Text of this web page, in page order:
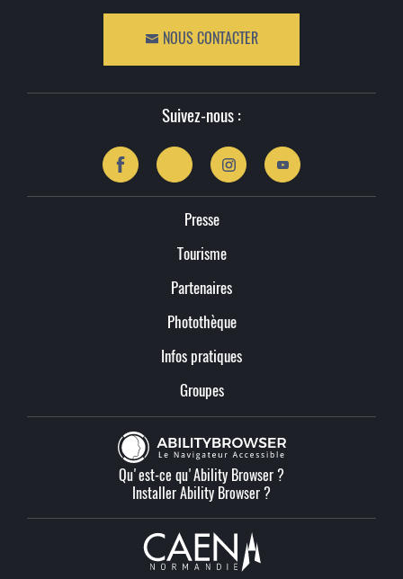
NOUS CONTACTER
Suivez-nous :
Presse
Tourisme
Partenaires
Photothèque
Infos pratiques
Groupes
Qu'est-ce qu'Ability Browser ?
Installer Ability Browser ?